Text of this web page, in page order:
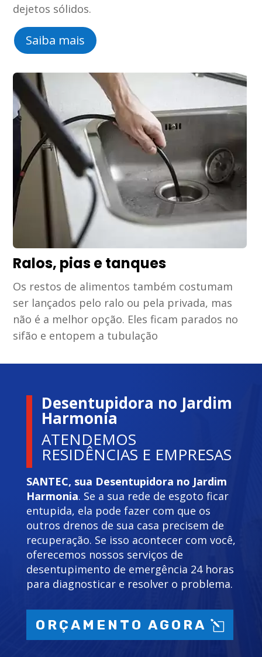
dejetos sólidos.
Saiba mais
Ralos, pias e tanques
Os restos de alimentos também costumam
ser lançados pelo ralo ou pela privada, mas
não é a melhor opção. Eles ficam parados no
sifão e entopem a tubulação
Desentupidora no Jardim
Harmonia
ATENDEMOS
RESIDÊNCIAS E EMPRESAS
SANTEC, sua Desentupidora no Jardim
Harmonia. Se a sua rede de esgoto ficar
entupida, ela pode fazer com que os
outros drenos de sua casa precisem de
recuperação. Se isso acontecer com você,
oferecemos nossos serviços de
desentupimento de emergência 24 horas
para diagnosticar e resolver o problema.
ORÇAMENTO AGORA